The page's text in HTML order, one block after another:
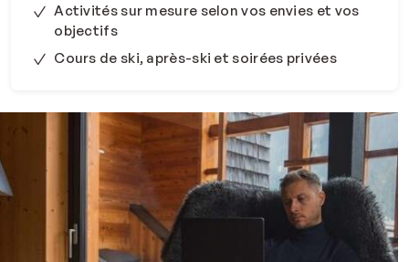
Activités sur mesure selon vos envies et vos
objectifs
Cours de ski, après-ski et soirées privées